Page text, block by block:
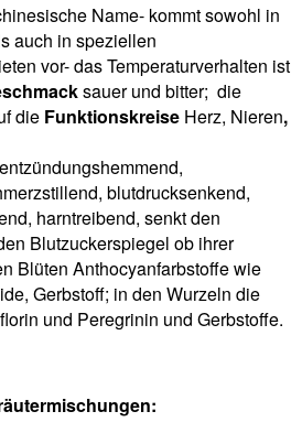
Name- kommt sowohl in
auch in speziellen
vor- das Temperaturverhalten ist
sauer und bitter; die
die Funktionskreise Herz, Nieren,
entzündungshemmend,
blutdrucksenkend,
harntreibend, senkt den
Blutzuckerspiegel ob ihrer
Blüten Anthocyanfarbstoffe wie
Gerbstoff; in den Wurzeln die
und Peregrinin und Gerbstoffe.